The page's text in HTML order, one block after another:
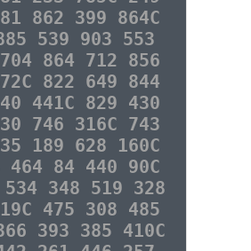
862 399 864C
539 903 553
864 712 856
822 649 844
441C 829 430
746 316C 743
189 628 160C
84 440 90C
348 519 328
475 308 485
393 385 410C